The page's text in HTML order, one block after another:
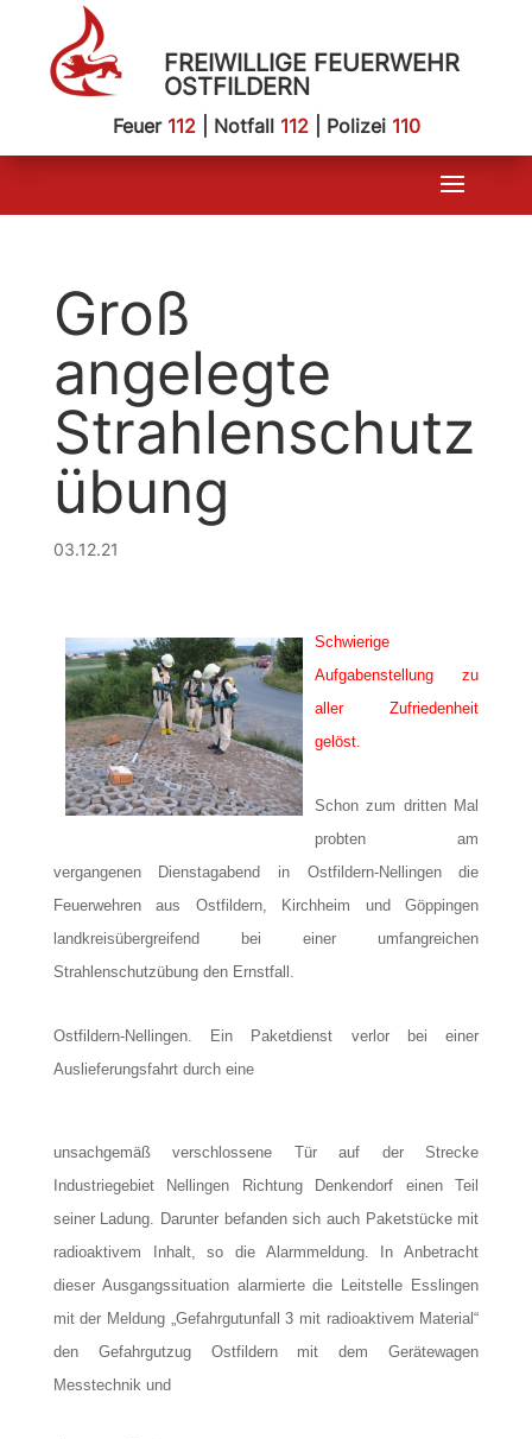
FREIWILLIGE FEUERWEHR
OSTFILDERN
Feuer 112| Notfall 112| Polizei 110
Groß
angelegte
Strahlenschutz
übung
03.12.21
Schwierige
Aufgabenstellung zu
aller Zufriedenheit
gelöst.
Schon zum dritten Mal
probten am
vergangenen Dienstagabend in Ostfildern-Nellingen die
Feuerwehren aus Ostfildern, Kirchheim und Göppingen
landkreisübergreifend bei einer umfangreichen
Strahlenschutzübung den Ernstfall.
Ostfildern-Nellingen. Ein Paketdienst verlor bei einer
Auslieferungsfahrt durch eine
unsachgemäß verschlossene Tür auf der Strecke
Industriegebiet Nellingen Richtung Denkendorf einen Teil
seiner Ladung. Darunter befanden sich auch Paketstücke mit
radioaktivem Inhalt, so die Alarmmeldung. In Anbetracht
dieser Ausgangssituation alarmierte die Leitstelle Esslingen
mit der Meldung „Gefahrgutunfall 3 mit radioaktivem Material“
den Gefahrgutzug Ostfildern mit dem Gerätewagen
Messtechnik und